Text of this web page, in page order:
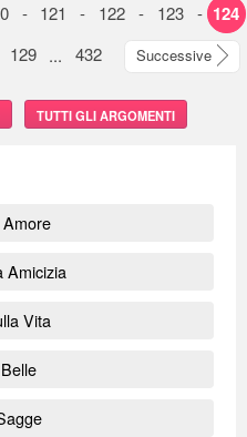
- 121 - 122 - 123 - 124
129 ... 432 Successive
TUTTI GLI ARGOMENTI
Amicizia
Vita